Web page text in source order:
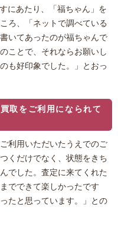
にあたり、「福ちゃん」を
ろ、「ネットで調べている
いてあったのが福ちゃんで
ことで、それならお願いし
も好印象でした。」とおっ
取をご利用になられて
利用いただいたうえでのご
くだけでなく、状態をきち
でした。査定に来てくれた
でできて楽しかったです
たと思っています。」との